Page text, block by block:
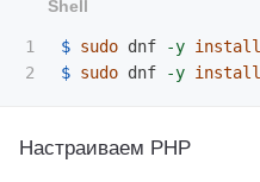
1
$ sudo dnf -y install
$ sudo dnf -y install
Настраиваем PHP